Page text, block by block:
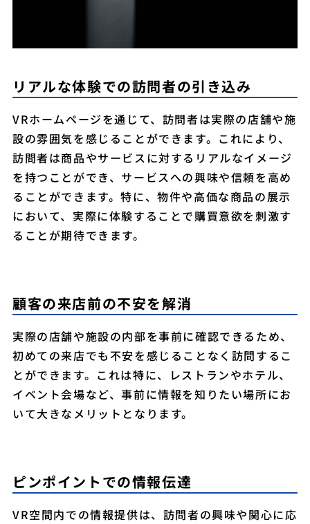
リアルな体験での訪問者の引き込み
VRホームページを通じて、訪問者は実際の店舗や施
設の雰囲気を感じることができます。これにより、
訪問者は商品やサービスに対するリアルなイメージ
を持つことができ、サービスへの興味や信頼を高め
ることができます。特に、物件や高価な商品の展示
において、実際に体験することで購買意欲を刺激す
ることが期待できます。
顧客の来店前の不安を解消
実際の店舗や施設の内部を事前に確認できるため、
初めての来店でも不安を感じることなく訪問するこ
とができます。これは特に、レストランやホテル、
イベント会場など、事前に情報を知りたい場所にお
いて大きなメリットとなります。
ピンポイントでの情報伝達
VR空間内での情報提供は、訪問者の興味や関心に応